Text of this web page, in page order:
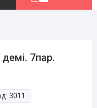
7пар.
3011